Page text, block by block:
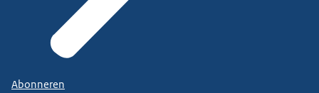
Abonneren